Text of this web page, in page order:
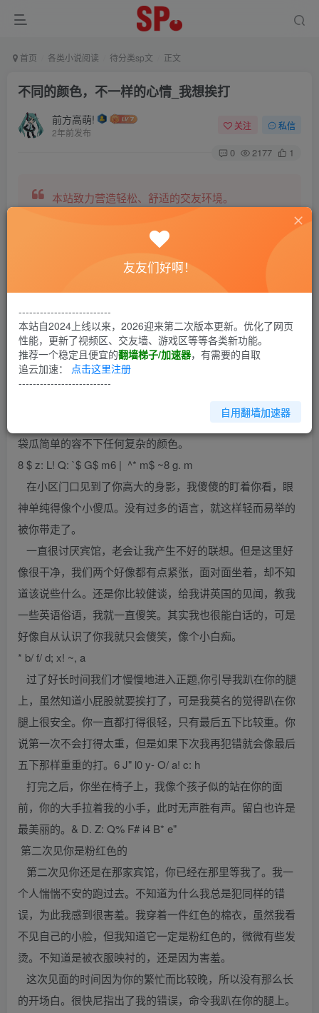
首页 各类小说阅读 待分类sp文 正文
不同的颜色，不一样的心情_我想挨打
前方高萌!
2年前发布
关注 私信
0 2177 1
本站致力营造轻松、舒适的交友环境。
另有小说阅读站点，网罗包括训诫文、腐文在内的
第1回
第一次见你是白色的
第一次见你是在冬季，北京的冬天其实并不经常下雪，但
像这白色的呵气一样，纯洁、调皮。没有太多的想法，小脑
袋瓜简单的容不下任何复杂的颜色。
8 $ z: L! Q: `$ G$ m6 | ^* m$ ~8 g. m
在小区门口见到了你高大的身影，我傻傻的盯着你看，眼
神单纯得像个小傻瓜。没有过多的语言，就这样轻而易举的
被你带走了。
一直很讨厌宾馆，老会让我产生不好的联想。但是这里好
像很干净，我们两个好像都有点紧张，面对面坐着，却不知
道该说些什么。还是你比较健谈，给我讲英国的见闻，教我
一些英语俗语，我就一直傻笑。其实我也很能白话的，可是
好像自从认识了你我就只会傻笑，像个小白痴。
* b/ f/ d; x! ~, a
过了好长时间我们才慢慢地进入正题,你引导我趴在你的腿
上，虽然知道小屁股就要挨打了，可是我莫名的觉得趴在你
腿上很安全。你一直都打得很轻，只有最后五下比较重。你
说第一次不会打得太重，但是如果下次我再犯错就会像最后
五下那样重重的打。6 J" l0 y- O/ a! c: h
打完之后，你坐在椅子上，我像个孩子似的站在你的面
前，你的大手拉着我的小手，此时无声胜有声。留白也许是
最美丽的。& D. Z: Q% F# i4 B* e"
第二次见你是粉红色的
第二次见你还是在那家宾馆，你已经在那里等我了。我一
个人惴惴不安的跑过去。不知道为什么我总是犯同样的错
误，为此我感到很害羞。我穿着一件红色的棉衣，虽然我看
不见自己的小脸，但我知道它一定是粉红色的，微微有些发
烫。不知道是被衣服映衬的，还是因为害羞。
这次见面的时间因为你的繁忙而比较晚，所以没有那么长
的开场白。很快尼指出了我的错误，命令我趴在你的腿上。
友友们好啊！
--------------------------
本站自2024上线以来，2026迎来第二次版本更新。优化了网页
性能，更新了视频区、交友墙、游戏区等等各类新功能。
推荐一个稳定且便宜的翻墙梯子/加速器，有需要的自取
追云加速： 点击这里注册
--------------------------
自用翻墙加速器